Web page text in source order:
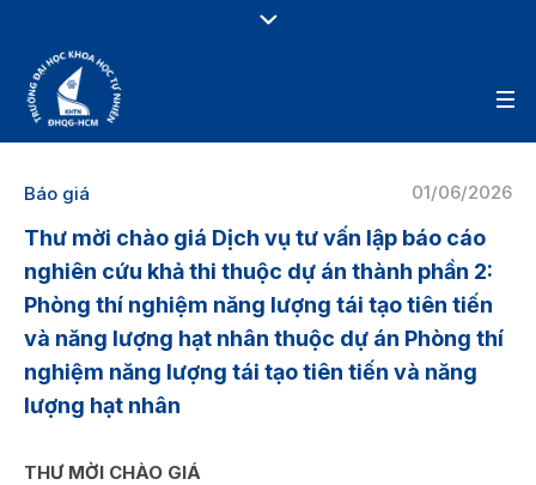
01/06/2026
Báo giá
Thư mời chào giá Dịch vụ tư vấn lập báo cáo
nghiên cứu khả thi thuộc dự án thành phần 2:
Phòng thí nghiệm năng lượng tái tạo tiên tiến
và năng lượng hạt nhân thuộc dự án Phòng thí
nghiệm năng lượng tái tạo tiên tiến và năng
lượng hạt nhân
THƯ MỜI CHÀO GIÁ